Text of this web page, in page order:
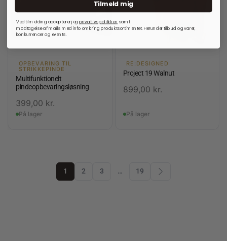
OPBEVARING TIL
STRIKKEPINDE
Multifunktionelt
pindeopbevaringsløsning
399,00 kr.
På lager
RE:DESIGNED
Project 19 Walnut
899,00 kr.
På lager
1 2 3 … 19
Tilmeld mig
Ved tilmelding accepterer jegprivatlivspolitkken samt
modtagelse af mails med info omkring produktsortimentet. Herunder tilbud og varer,
konkurrencer og events.